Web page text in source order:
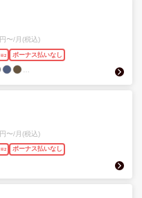
円〜/月(税込)
※2 ボーナス払いなし
…
円〜/月(税込)
※2 ボーナス払いなし